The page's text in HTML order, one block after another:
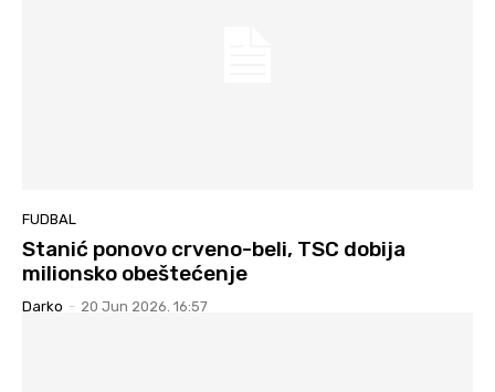
FUDBAL
Stanić ponovo crveno-beli, TSC dobija
milionsko obeštećenje
Darko - 20 Jun 2026. 16:57